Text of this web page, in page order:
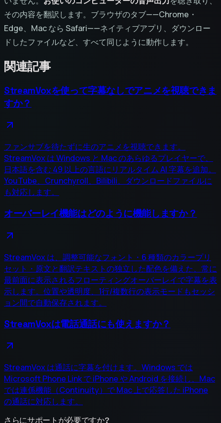
その内容を翻訳します。ブラウザのタブ——Chrome・
Edge、Mac なら Safari——ネイティブアプリ、ダウンロー
ドしたファイルなど、すべて同じように動作します。
関連記事
StreamVoxを使って字幕なしでアニメを視聴できま
すか？
ファンサブを待たずに生のアニメを視聴できます。
StreamVox は Windows と Mac のあらゆるプレイヤーで、
日本語を含む 49 以上の言語にリアルタイム AI 字幕を追加。
YouTube、Crunchyroll、Bilibili、ダウンロードファイルに
も対応します。
オーバーレイ機能はどのように機能しますか？
StreamVox は、調整可能なフォント・6 種類のカラープリ
セット・原文と翻訳テキストの独立した配色を備えた、常に
最前面に表示されるフローティングオーバーレイで字幕を表
示します。位置や透明度、1行/複数行の表示モードもセッシ
ョン間で自動保存されます。
StreamVoxは電話通話にも使えますか？
StreamVox は通話に字幕を付けます。Windows では
Microsoft Phone Link で iPhone や Android を接続し、Mac
では連係機能（Continuity）で Mac 上で応答した iPhone
の通話に対応します。
さらにサポートが必要ですか?